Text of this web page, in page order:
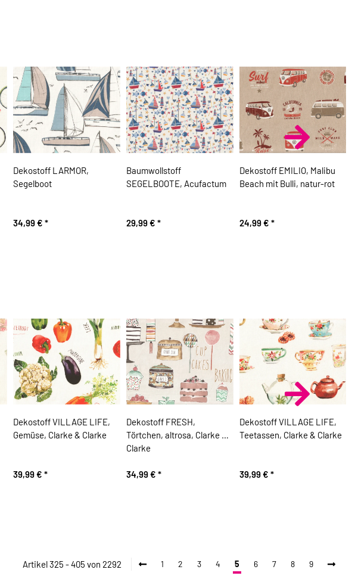
Dekostoff LARMOR,
Segelboot
34,99 € *
Baumwollstoff
SEGELBOOTE, Acufactum
29,99 € *
Dekostoff EMILIO, Malibu
Beach mit Bulli, natur-rot
24,99 € *
Dekostoff VILLAGE LIFE,
Gemüse, Clarke & Clarke
39,99 € *
Dekostoff FRESH,
Törtchen, altrosa, Clarke &
Clarke
34,99 € *
Dekostoff VILLAGE LIFE,
Teetassen, Clarke & Clarke
39,99 € *
Artikel 325 - 405 von 2292 1 2 3 4 5 6 7 8 9